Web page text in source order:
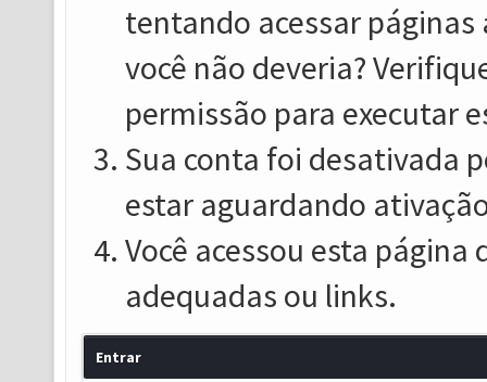
tentando acessar
você não deveria?
permissão para executar
Sua conta foi desativada
estar aguardando
Você acessou esta
adequadas ou links.
Entrar